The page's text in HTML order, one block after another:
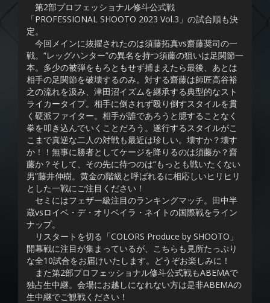
第2部プロフェッショナル修斗公式戦
「PROFESSIONAL SHOOTO 2023 Vol.3」の試合順も決
定。
今回メインに抜擢されたのは須藤拓真vs齋藤奨司の一
戦。“レッグハンター”の異名を持つ須藤の狙いは足関節一
本。多少の被弾をもろともせず捕まえたら最後、あとは
相手の足関節を破壊するのみ。対する齋藤は師匠高谷裕
之の流れを汲み、津田沼イズムを継承する典型的なスト
ライカータイプ。相手に倒されず殴り倒すスタイルを貫
く硬派ファイター。相手が誰であろうと臆することなく
拳を叩き込んでいくことだろう。遂行するスタイルがこ
こまで真逆な二人の対戦も最近は珍しい。壊すか？壊す
か！！無事に勝者としてケージを降りるのは須藤か？齋
藤か？そして、その先に待つのは“もっとも戦いたくない
男”藤井伸樹。黄金の階級と呼ばれるに相応しいヒリヒリ
とした一戦にご注目ください！
セミにはフェザー級注目のランキングマッチ。田中半
蔵vsロイベ・デ・オリベイラ・ネイトの国際戦をライン
ナップ。
リスタートを切る「COLORS Produce by SHOOTO」
開幕戦に注目が集まっているが、こちらも見所たっぷり
な全10試合をお届けいたします。どうぞお楽しみに！
また第2部プロフェッショナル修斗公式戦もABEMAで
独占生中継。会場にお越しになれない方は是非ABEMAの
生中継でご観戦ください！